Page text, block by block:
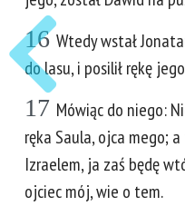
16 Wtedy wstał
do lasu, i posilił rękę
17 Mówiąc do niego:
ręka Saula, ojca mego;
Izraelem, ja zaś będę
ojciec mój, wie o tem.